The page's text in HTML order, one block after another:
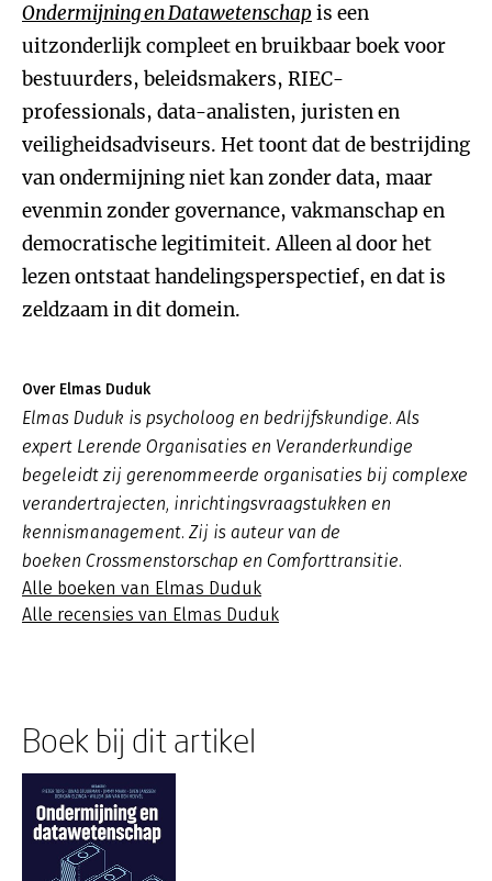
Ondermijning en Datawetenschap is een
uitzonderlijk compleet en bruikbaar boek voor
bestuurders, beleidsmakers, RIEC-
professionals, data-analisten, juristen en
veiligheidsadviseurs. Het toont dat de bestrijding
van ondermijning niet kan zonder data, maar
evenmin zonder governance, vakmanschap en
democratische legitimiteit. Alleen al door het
lezen ontstaat handelingsperspectief, en dat is
zeldzaam in dit domein.
Over Elmas Duduk
Elmas Duduk is psycholoog en bedrijfskundige. Als
expert Lerende Organisaties en Veranderkundige
begeleidt zij gerenommeerde organisaties bij complexe
verandertrajecten, inrichtingsvraagstukken en
kennismanagement. Zij is auteur van de
boeken Crossmenstorschap en Comforttransitie.
Alle boeken van Elmas Duduk
Alle recensies van Elmas Duduk
Boek bij dit artikel